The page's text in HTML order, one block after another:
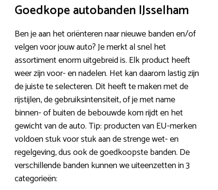
Goedkope autobanden IJsselham
Ben je aan het oriënteren naar nieuwe banden en/of
velgen voor jouw auto? Je merkt al snel het
assortiment enorm uitgebreid is. Elk product heeft
weer zijn voor- en nadelen. Het kan daarom lastig zijn
de juiste te selecteren. Dit heeft te maken met de
rijstijlen, de gebruiksintensiteit, of je met name
binnen- of buiten de bebouwde kom rijdt en het
gewicht van de auto. Tip: producten van EU-merken
voldoen stuk voor stuk aan de strenge wet- en
regelgeving, dus ook de goedkoopste banden. De
verschillende banden kunnen we uiteenzetten in 3
categorieën: